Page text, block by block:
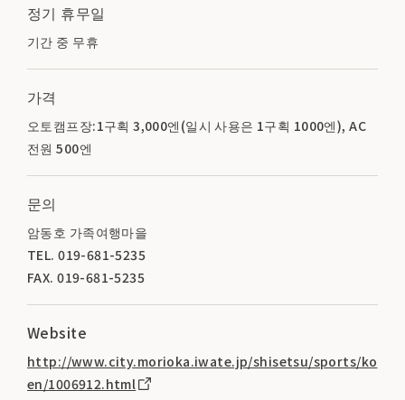
정기 휴무일
기간 중 무휴
가격
오토캠프장:1구획 3,000엔(일시 사용은 1구획 1000엔), AC
전원 500엔
문의
암동호 가족여행마을
TEL. 019-681-5235
FAX. 019-681-5235
Website
http://www.city.morioka.iwate.jp/shisetsu/sports/ko
en/1006912.html